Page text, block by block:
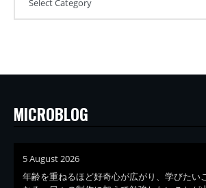
MICROBLOG
5 August 2026
年齢を重ねるほど好奇心が広がり、学びたい